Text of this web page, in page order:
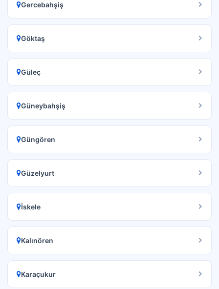
Gercebahşiş
Göktaş
Güleç
Güneybahşiş
Güngören
Güzelyurt
İskele
Kalınören
Karaçukur